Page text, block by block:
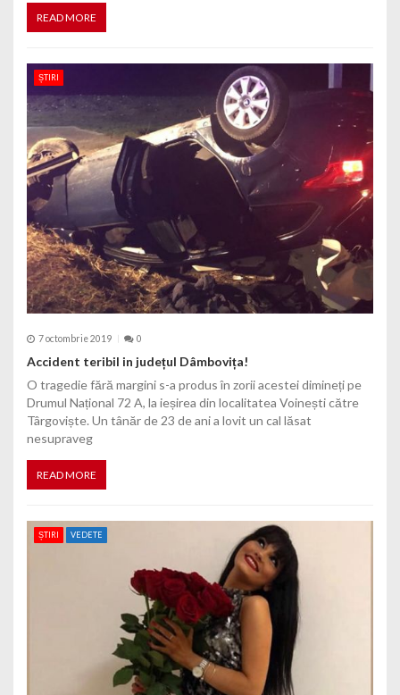
READ MORE
ȘTIRI
7 octombrie 2019 0
Accident teribil in județul Dâmbovița!
O tragedie fără margini s-a produs în zorii acestei dimineți pe
Drumul Național 72 A, la ieșirea din localitatea Voinești către
Târgoviște. Un tânăr de 23 de ani a lovit un cal lăsat
nesupraveg
READ MORE
ȘTIRI VEDETE